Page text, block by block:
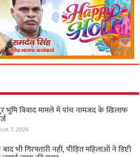
भूमि विवाद मामले में पांच नामजद के खिलाफ
7, 2026
भी गिरफ्तारी नहीं, पीड़ित महिलाओं ने डिप्टी